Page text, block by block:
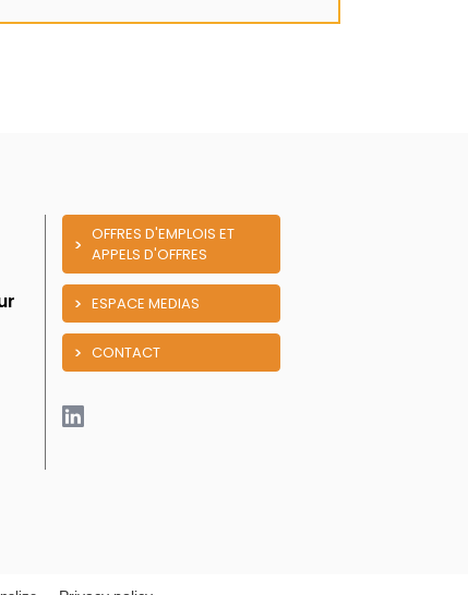
OFFRES D'EMPLOIS ET
APPELS D'OFFRES
ESPACE MEDIAS
CONTACT